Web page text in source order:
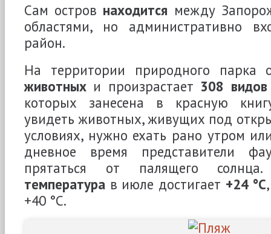
Сам остров находится между
областями, но административно
район.
На территории природного парка
животных и произрастает 308 видов
которых занесена в красную
увидеть животных, живущих под
условиях, нужно ехать рано утром
дневное время представители
прятаться от палящего
температура в июле достигает +24 °С
+40 °С.